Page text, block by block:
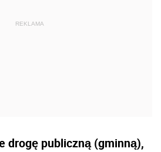
drogę publiczną (gminną),